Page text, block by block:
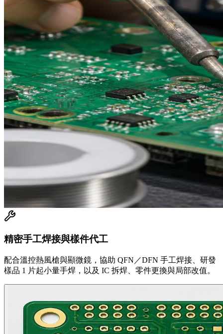
精密手工焊接與樣件代工
配合溫控熱風槍與顯微鏡，協助 QFN／DFN 手工焊接、研發
樣品 1 片起小量手焊，以及 IC 拆焊、零件更換與局部改值。